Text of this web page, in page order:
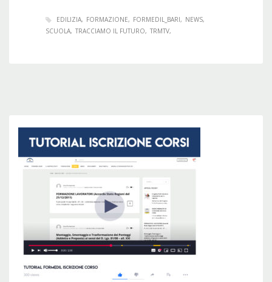
EDILIZIA FORMAZIONE FORMEDIL_BARI
NEWS
SCUOLA TRACCIAMO IL FUTURO TRMTV